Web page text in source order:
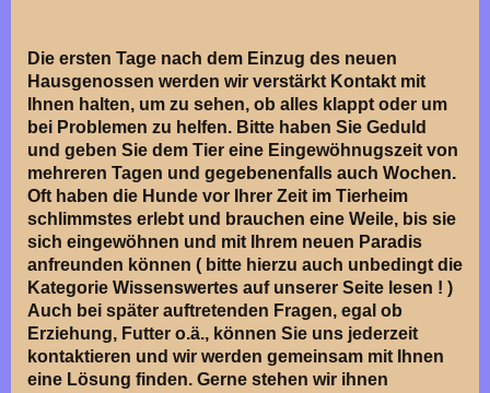
Die ersten Tage nach dem Einzug des neuen
Hausgenossen werden wir verstärkt Kontakt mit
Ihnen halten, um zu sehen, ob alles klappt oder um
bei Problemen zu helfen. Bitte haben Sie Geduld
und geben Sie dem Tier eine Eingewöhnugszeit von
mehreren Tagen und gegebenenfalls auch Wochen.
Oft haben die Hunde vor Ihrer Zeit im Tierheim
schlimmstes erlebt und brauchen eine Weile, bis sie
sich eingewöhnen und mit Ihrem neuen Paradis
anfreunden können ( bitte hierzu auch unbedingt die
Kategorie Wissenswertes auf unserer Seite lesen ! )
Auch bei später auftretenden Fragen, egal ob
Erziehung, Futter o.ä., können Sie uns jederzeit
kontaktieren und wir werden gemeinsam mit Ihnen
eine Lösung finden. Gerne stehen wir ihnen